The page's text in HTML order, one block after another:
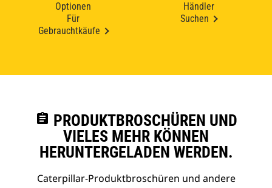
Optionen
Für
Gebrauchtkäufe
Händler
Suchen
assignment PRODUKTBROSCHÜREN UND
VIELES MEHR KÖNNEN
HERUNTERGELADEN WERDEN.
Caterpillar-Produktbroschüren und andere